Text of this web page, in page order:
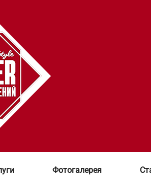
Фотогалерея